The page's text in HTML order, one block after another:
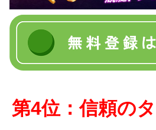
第4位：信頼の